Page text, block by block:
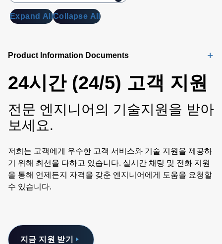
Expand AllCollapse All
Product Information Documents
24시간 (24/5) 고객 지원
전문 엔지니어의 기술지원을 받아
보세요.
저희는 고객에게 우수한 고객 서비스와 기술 지원을 제공하
기 위해 최선을 다하고 있습니다. 실시간 채팅 및 전화 지원
을 통해 언제든지 자격을 갖춘 엔지니어에게 도움을 요청할
수 있습니다.
지금 지원 받기